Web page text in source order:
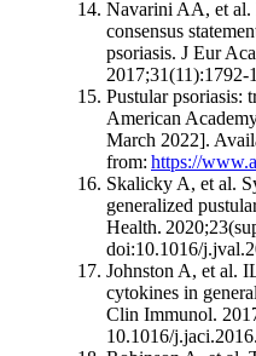
Navarini AA, et
consensus
psoriasis. J Eur
2017;31(11):1792-
Pustular psoriasis:
American
March 2022].
from: https://
Skalicky A, et al.
generalized
Health.
doi:10.1016/
Johnston A, et al.
cytokines in
Clin Immunol.
10.1016/